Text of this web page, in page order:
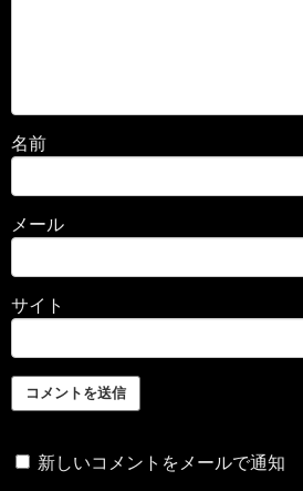
名前
メール
サイト
新しいコメントをメールで通知